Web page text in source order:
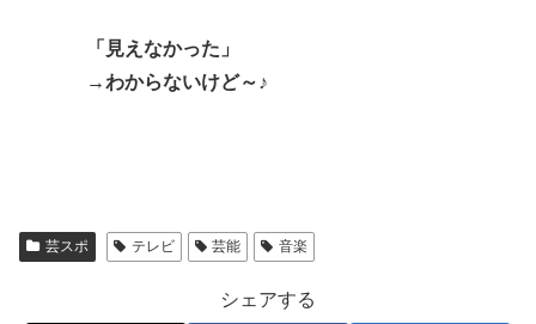
「見えなかった」
→わからないけど～♪
芸スポ テレビ 芸能 音楽
シェアする